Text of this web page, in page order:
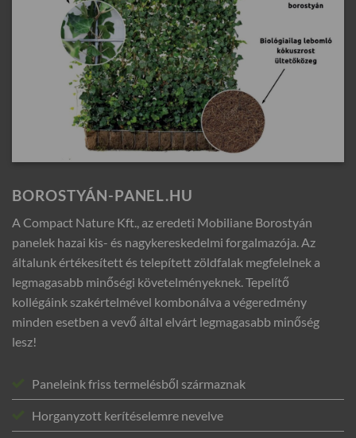
BOROSTYÁN-PANEL.HU
A Compact Nature Kft., az eredeti Mobiliane Borostyán
panelek hazai kis- és nagykereskedelmi forgalmazója. Az
általunk értékesített és telepített zöldfalak megfelelnek a
legmagasabb minőségi követelményeknek. Tepelítő
kollégáink szakértelmével kombonálva a végeredmény
minden esetben a vevő által elvárt legmagasabb minőség
lesz!
Paneleink friss termelésből származnak
Horganyzott kerítéselemre nevelve